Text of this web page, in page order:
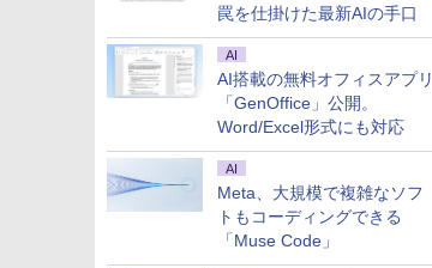
罠を仕掛けた最新AIの手口
AI
AI搭載の無料オフィスアプリ
「GenOffice」公開。
Word/Excel形式にも対応
AI
Meta、大規模で複雑なソフ
トもコーディングできる
「Muse Code」